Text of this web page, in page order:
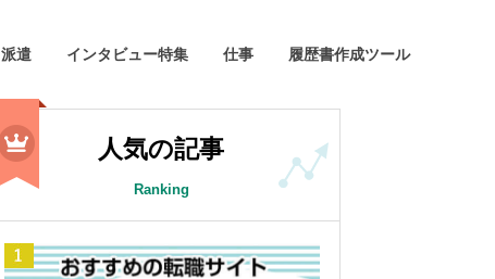
派遣 インタビュー特集 仕事 履歴書作成ツール
人気の記事
Ranking